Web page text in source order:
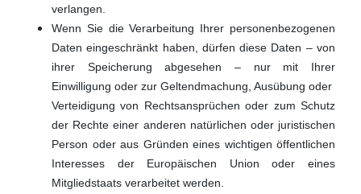
verlangen.
Wenn Sie die Verarbeitung Ihrer personenbezogenen
Daten eingeschränkt haben, dürfen diese Daten – von
ihrer Speicherung abgesehen – nur mit Ihrer
Einwilligung oder zur Geltendmachung, Ausübung oder
Verteidigung von Rechtsansprüchen oder zum Schutz
der Rechte einer anderen natürlichen oder juristischen
Person oder aus Gründen eines wichtigen öffentlichen
Interesses der Europäischen Union oder eines
Mitgliedstaats verarbeitet werden.